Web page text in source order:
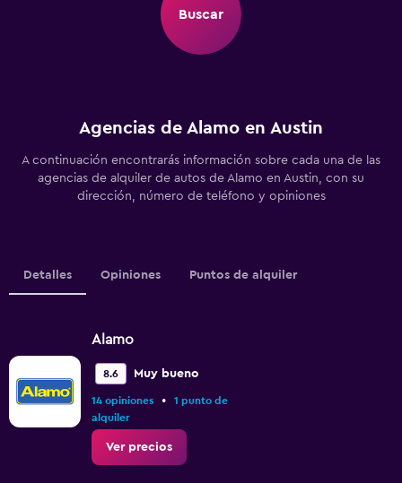
Buscar
Agencias de Alamo en Austin
A continuación encontrarás información sobre cada una de las
agencias de alquiler de autos de Alamo en Austin, con su
dirección, número de teléfono y opiniones
Detalles Opiniones Puntos de alquiler
Alamo
8.6 Muy bueno
14 opiniones •
1 punto de
alquiler
Ver precios